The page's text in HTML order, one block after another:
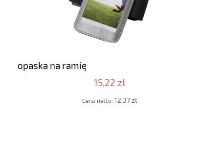
opaska na ramię
15,22 zł
Cena netto: 12,37 zł